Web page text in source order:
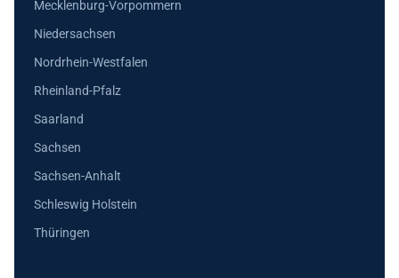
Mecklenburg-Vorpommern
Niedersachsen
Nordrhein-Westfalen
Rheinland-Pfalz
Saarland
Sachsen
Sachsen-Anhalt
Schleswig Holstein
Thüringen